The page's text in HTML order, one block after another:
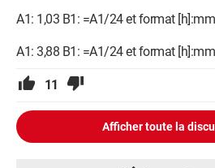
A1: 1,03 B1: =A1/24 et format
A1: 3,88 B1: =A1/24 et format
11
Afficher toute la